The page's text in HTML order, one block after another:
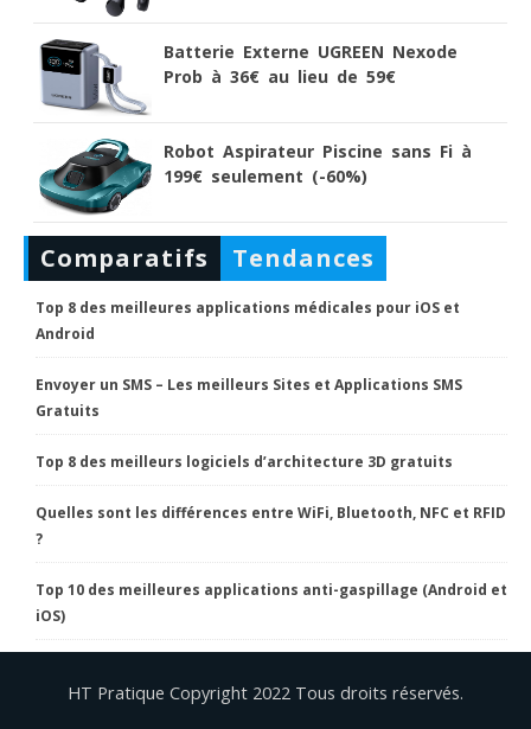
Batterie Externe UGREEN Nexode
Prob à 36€ au lieu de 59€
Robot Aspirateur Piscine sans Fi à
199€ seulement (-60%)
Comparatifs Tendances
Top 8 des meilleures applications médicales pour iOS et
Android
Envoyer un SMS – Les meilleurs Sites et Applications SMS
Gratuits
Top 8 des meilleurs logiciels d’architecture 3D gratuits
Quelles sont les différences entre WiFi, Bluetooth, NFC et RFID
?
Top 10 des meilleures applications anti-gaspillage (Android et
iOS)
HT Pratique Copyright 2022 Tous droits réservés.